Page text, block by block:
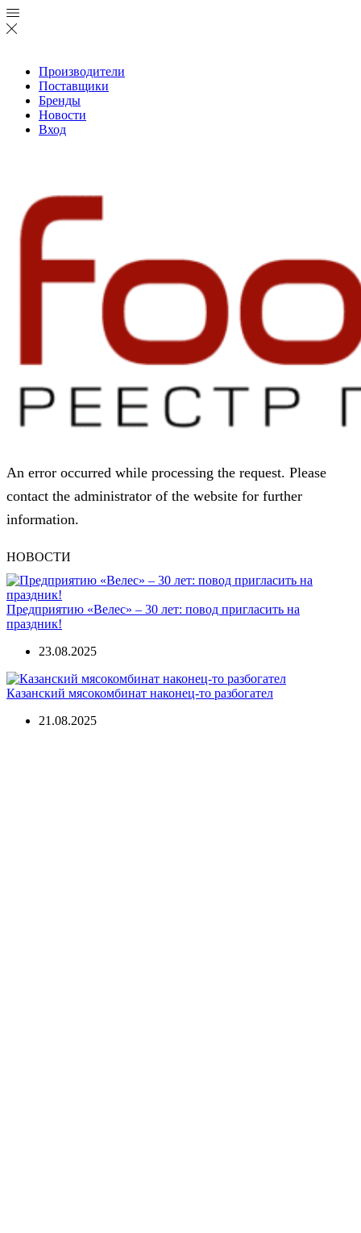
Производители
Поставщики
Бренды
Новости
Вход
An error occurred while processing the request. Please
contact the administrator of the website for further
information.
НОВОСТИ
Предприятию «Велес» – 30 лет: повод пригласить на
праздник!
23.08.2025
Казанский мясокомбинат наконец-то разбогател
21.08.2025